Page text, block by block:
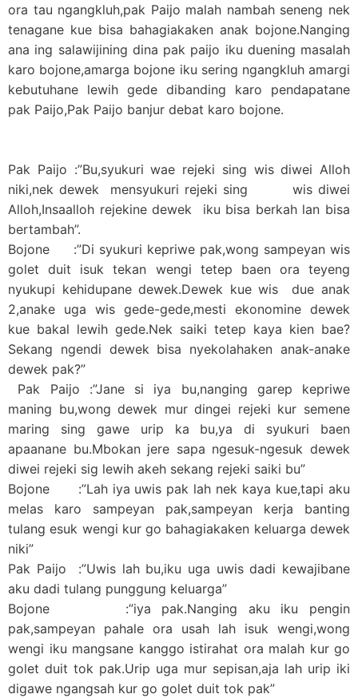
ora tau ngangkluh,pak Paijo malah nambah seneng nek
tenagane kue bisa bahagiakaken anak bojone.Nanging
ana ing salawijining dina pak paijo iku duening masalah
karo bojone,amarga bojone iku sering ngangkluh amargi
kebutuhane lewih gede dibanding karo pendapatane
pak Paijo,Pak Paijo banjur debat karo bojone.
Pak Paijo :”Bu,syukuri wae rejeki sing wis diwei Alloh
niki,nek dewek mensyukuri rejeki sing wis diwei
Alloh,Insaalloh rejekine dewek iku bisa berkah lan bisa
bertambah”.
Bojone :”Di syukuri kepriwe pak,wong sampeyan wis
golet duit isuk tekan wengi tetep baen ora teyeng
nyukupi kehidupane dewek.Dewek kue wis due anak
2,anake uga wis gede-gede,mesti ekonomine dewek
kue bakal lewih gede.Nek saiki tetep kaya kien bae?
Sekang ngendi dewek bisa nyekolahaken anak-anake
dewek pak?”
Pak Paijo :”Jane si iya bu,nanging garep kepriwe
maning bu,wong dewek mur dingei rejeki kur semene
maring sing gawe urip ka bu,ya di syukuri baen
apaanane bu.Mbokan jere sapa ngesuk-ngesuk dewek
diwei rejeki sig lewih akeh sekang rejeki saiki bu”
Bojone :”Lah iya uwis pak lah nek kaya kue,tapi aku
melas karo sampeyan pak,sampeyan kerja banting
tulang esuk wengi kur go bahagiakaken keluarga dewek
niki”
Pak Paijo :”Uwis lah bu,iku uga uwis dadi kewajibane
aku dadi tulang punggung keluarga”
Bojone :”iya pak.Nanging aku iku pengin
pak,sampeyan pahale ora usah lah isuk wengi,wong
wengi iku mangsane kanggo istirahat ora malah kur go
golet duit tok pak.Urip uga mur sepisan,aja lah urip iki
digawe ngangsah kur go golet duit tok pak”